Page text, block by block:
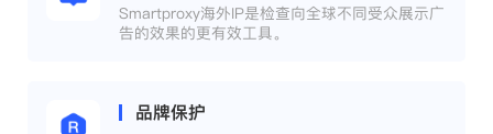
Smartproxy海外IP是检查向全球不同受众展示广
告的效果的更有效工具。
品牌保护